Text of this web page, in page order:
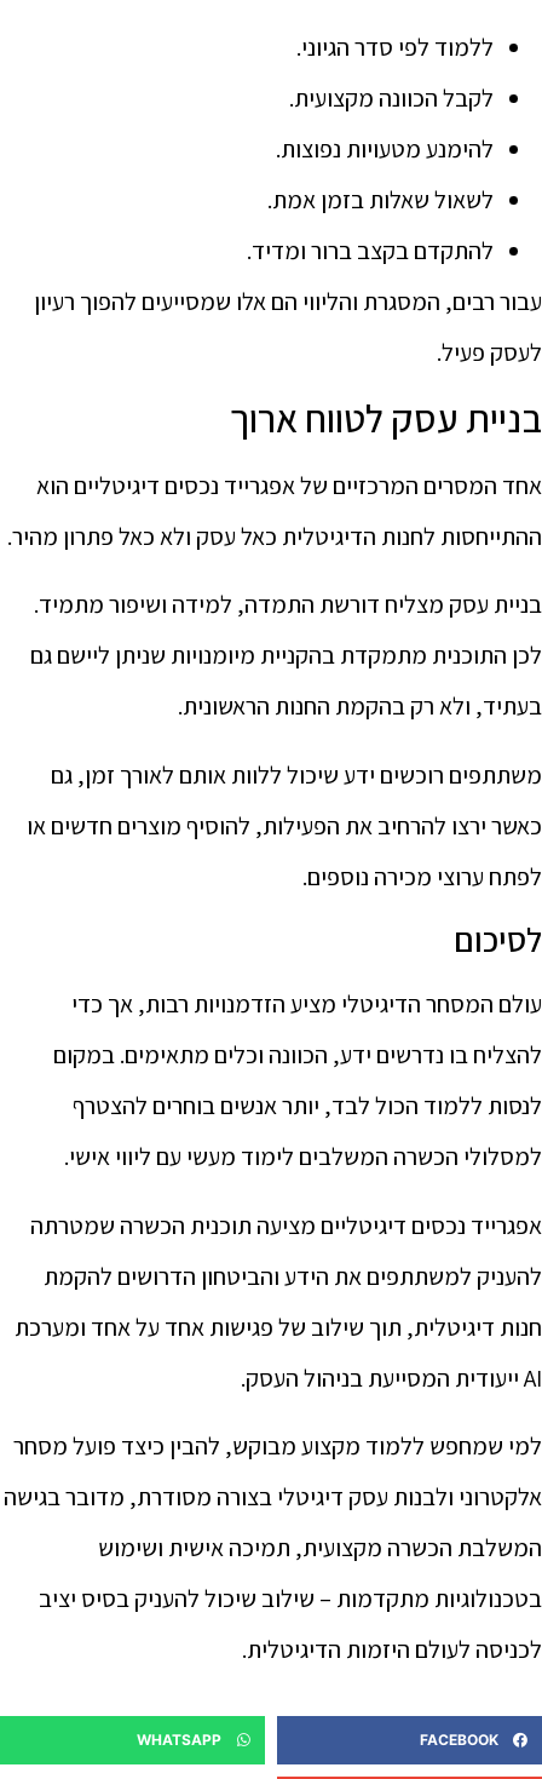
ללמוד לפי סדר הגיוני.
לקבל הכוונה מקצועית.
להימנע מטעויות נפוצות.
לשאול שאלות בזמן אמת.
להתקדם בקצב ברור ומדיד.
עבור רבים, המסגרת והליווי הם אלו שמסייעים להפוך רעיון
לעסק פעיל.
בניית עסק לטווח ארוך
אחד המסרים המרכזיים של אפגרייד נכסים דיגיטליים הוא
ההתייחסות לחנות הדיגיטלית כאל עסק ולא כאל פתרון מהיר.
בניית עסק מצליח דורשת התמדה, למידה ושיפור מתמיד.
לכן התוכנית מתמקדת בהקניית מיומנויות שניתן ליישם גם
בעתיד, ולא רק בהקמת החנות הראשונית.
משתתפים רוכשים ידע שיכול ללוות אותם לאורך זמן, גם
כאשר ירצו להרחיב את הפעילות, להוסיף מוצרים חדשים או
לפתח ערוצי מכירה נוספים.
לסיכום
עולם המסחר הדיגיטלי מציע הזדמנויות רבות, אך כדי
להצליח בו נדרשים ידע, הכוונה וכלים מתאימים. במקום
לנסות ללמוד הכול לבד, יותר אנשים בוחרים להצטרף
למסלולי הכשרה המשלבים לימוד מעשי עם ליווי אישי.
אפגרייד נכסים דיגיטליים מציעה תוכנית הכשרה שמטרתה
להעניק למשתתפים את הידע והביטחון הדרושים להקמת
חנות דיגיטלית, תוך שילוב של פגישות אחד על אחד ומערכת
AI ייעודית המסייעת בניהול העסק.
למי שמחפש ללמוד מקצוע מבוקש, להבין כיצד פועל מסחר
אלקטרוני ולבנות עסק דיגיטלי בצורה מסודרת, מדובר בגישה
המשלבת הכשרה מקצועית, תמיכה אישית ושימוש
בטכנולוגיות מתקדמות – שילוב שיכול להעניק בסיס יציב
לכניסה לעולם היזמות הדיגיטלית.
FACEBOOK
WHATSAPP